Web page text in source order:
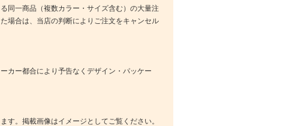
同一商品（複数カラー・サイズ含む）の大量注
場合は、当店の判断によりご注文をキャンセル
カー都合により予告なくデザイン・パッケー
す。掲載画像はイメージとしてご覧ください。